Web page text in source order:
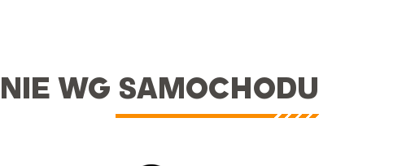
WG SAMOCHODU